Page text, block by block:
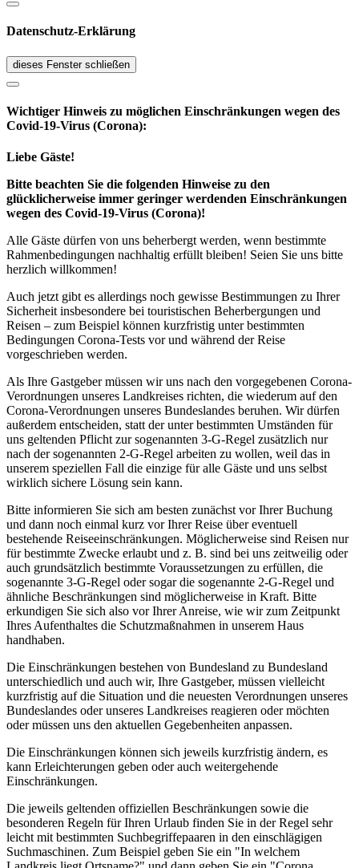
Datenschutz-Erklärung
dieses Fenster schließen
Wichtiger Hinweis zu möglichen Ein­schränk­ungen wegen des
Covid-19-Virus (Corona):
Liebe Gäste!
Bitte beachten Sie die folgenden Hinweise zu den
glücklicherweise immer geringer werdenden Einschränkungen
wegen des Covid-19-Virus (Corona)!
Alle Gäste dürfen von uns beherbergt werden, wenn bestimmte
Rahmenbedingungen nachhaltig erfüllt bleiben! Seien Sie uns bitte
herzlich willkommen!
Auch jetzt gibt es allerdings noch gewisse Bestimmungen zu Ihrer
Sicherheit insbesondere bei touristischen Beherbergungen und
Reisen – zum Beispiel können kurzfristig unter bestimmten
Bedingungen Corona-Tests vor und während der Reise
vorgeschrieben werden.
Als Ihre Gastgeber müssen wir uns nach den vorgegebenen Corona-
Verordnungen unseres Landkreises richten, die wiederum auf den
Corona-Verordnungen unseres Bundeslandes beruhen. Wir dürfen
außerdem entscheiden, statt der unter bestimmten Umständen für
uns geltenden Pflicht zur sogenannten 3-G-Regel zusätzlich nur
nach der sogenannten 2-G-Regel arbeiten zu wollen, weil das in
unserem speziellen Fall die einzige für alle Gäste und uns selbst
wirklich sichere Lösung sein kann.
Bitte informieren Sie sich am besten zunächst vor Ihrer Buchung
und dann noch einmal kurz vor Ihrer Reise über eventuell
bestehende Reiseeinschränkungen. Möglicherweise sind Reisen nur
für bestimmte Zwecke erlaubt und z. B. sind bei uns zeitweilig oder
auch grundsätzlich bestimmte Voraussetzungen zu erfüllen, die
sogenannte 3-G-Regel oder sogar die sogenannte 2-G-Regel und
ähnliche Beschränkungen sind möglicherweise in Kraft. Bitte
erkundigen Sie sich also vor Ihrer Anreise, wie wir zum Zeitpunkt
Ihres Aufenthaltes die Schutzmaßnahmen in unserem Haus
handhaben.
Die Einschränkungen bestehen von Bundesland zu Bundesland
unterschiedlich und auch wir, Ihre Gastgeber, müssen vielleicht
kurzfristig auf die Situation und die neuesten Verordnungen unseres
Bundeslandes oder unseres Landkreises reagieren oder möchten
oder müssen uns den aktuellen Gegebenheiten anpassen.
Die Einschränkungen können sich jeweils kurzfristig ändern, es
kann Erleichterungen geben oder auch weitergehende
Einschränkungen.
Die jeweils geltenden offiziellen Beschränkungen sowie die
besonderen Regeln für Ihren Urlaub finden Sie in der Regel sehr
leicht mit bestimmten Suchbegriffepaaren in den einschlägigen
Suchmaschinen. Zum Beispiel geben Sie ein "In welchem